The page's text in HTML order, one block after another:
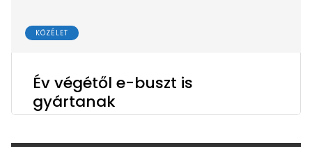
KÖZÉLET
Év végétől e-buszt is
gyártanak